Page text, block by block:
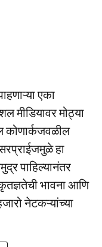
एका
मीडियावर मोठ्या
कोणार्कजवळील
हा
पाहिल्यानंतर
भावना आणि
नेटकऱ्यांच्या